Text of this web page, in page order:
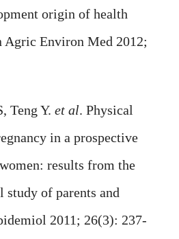
origin of health
Agric Environ Med 2012;
Teng Y. et al. Physical
in a prospective
results from the
of parents and
2011; 26(3): 237-